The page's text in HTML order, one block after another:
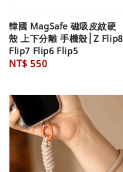
韓國 MagSafe 磁吸皮紋硬
殼 上下分離 手機殼│Z Flip8
Flip7 Flip6 Flip5
Regular
NT$ 550